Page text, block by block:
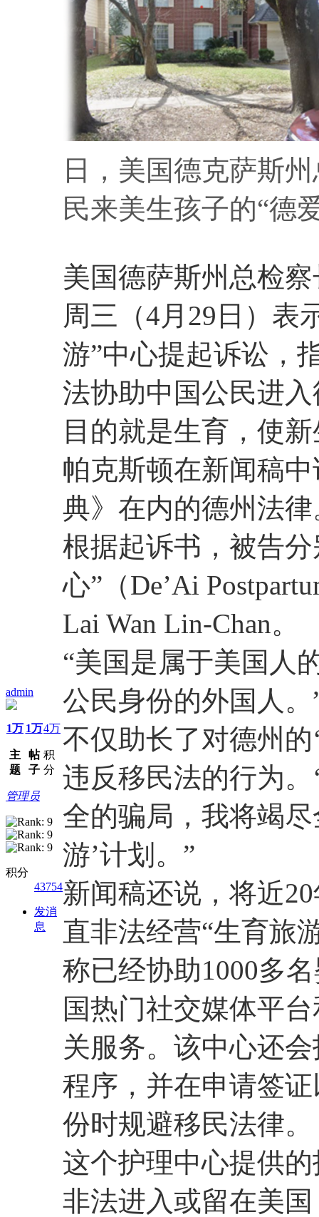
admin
1万
主
题
1万
帖
子
4万
积
分
管理员
积分
43754
发消
息
日，美国德克萨斯
民来美生孩子的“德
美国德萨斯州总检察
周三（4月29日）表
游”中心提起诉讼，
法协助中国公民进
目的就是生育，使
帕克斯顿在新闻稿
典》在内的德州法律
根据起诉书，被告
心”（De’Ai
Lai Wan Lin-Chan。
“美国是属于美国人
公民身份的外国人
不仅助长了对德州
违反移民法的行为
全的骗局，我将竭
游’计划。”
新闻稿还说，将近
直非法经营“生育旅
称已经协助1000多
国热门社交媒体平
关服务。该中心还
程序，并在申请签
份时规避移民法律。
这个护理中心提供
非法进入或留在美